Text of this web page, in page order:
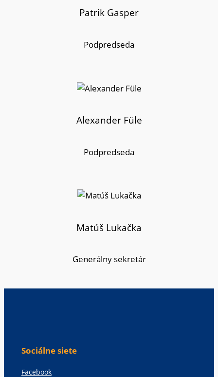
Patrik Gasper
Podpredseda
Alexander Füle
Podpredseda
Matúš Lukačka
Generálny sekretár
Sociálne siete
Facebook